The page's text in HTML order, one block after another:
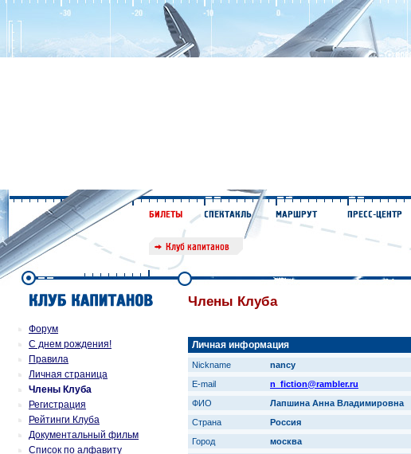
Форум
С днем рождения!
Правила
Личная страница
Члены Клуба
Регистрация
Рейтинги Клуба
Документальный фильм
Список по алфавиту
Члены Клуба
Личная информация
Nickname
nancy
E-mail
n_fiction@rambler.ru
ФИО
Лапшина Анна Владимировна
Страна
Россия
Город
москва